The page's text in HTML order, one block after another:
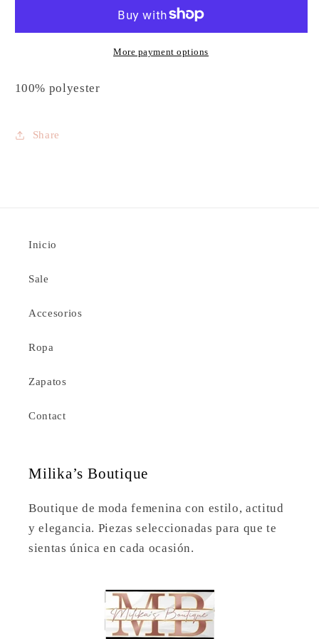
More payment options
100% polyester
Share
Inicio
Sale
Accesorios
Ropa
Zapatos
Contact
Milika’s Boutique
Boutique de moda femenina con estilo, actitud
y elegancia. Piezas seleccionadas para que te
sientas única en cada ocasión.